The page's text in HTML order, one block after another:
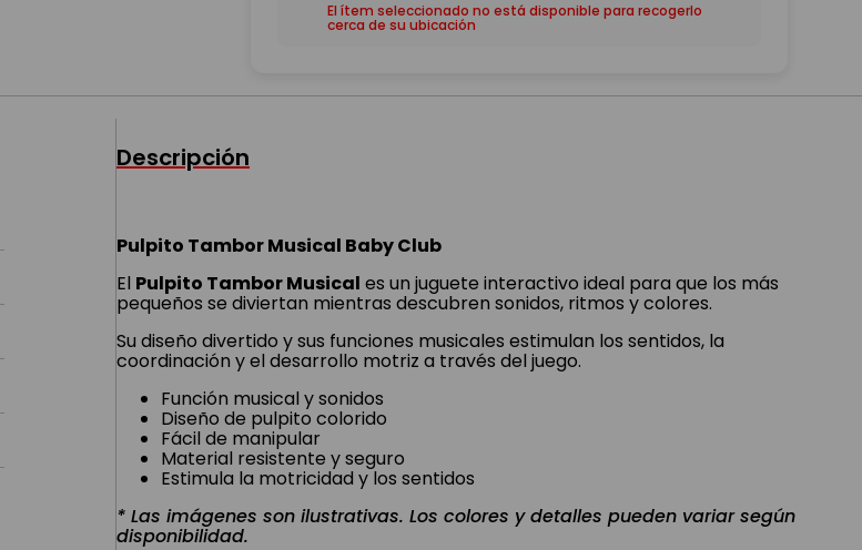
El ítem seleccionado no está disponible para recogerlo
cerca de su ubicación
Descripción
Pulpito Tambor Musical Baby Club
El Pulpito Tambor Musical es un juguete interactivo ideal para que los más
pequeños se diviertan mientras descubren sonidos, ritmos y colores.
Su diseño divertido y sus funciones musicales estimulan los sentidos, la
coordinación y el desarrollo motriz a través del juego.
Función musical y sonidos
Diseño de pulpito colorido
Fácil de manipular
Material resistente y seguro
Estimula la motricidad y los sentidos
* Las imágenes son ilustrativas. Los colores y detalles pueden variar según
disponibilidad.